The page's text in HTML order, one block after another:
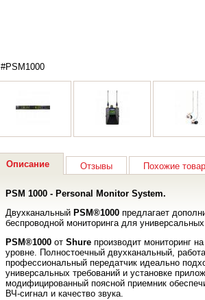
#PSM1000
Описание Отзывы Похожие
PSM 1000 - Personal Monitor System.
Двухканальный PSM®1000 предлагает
беспроводной мониторинга для
PSM®1000 от Shure производит мониторинг
уровне. Полностоечный двухканальный,
профессиональный передатчик идеально
универсальных требований и установке
модифицированный поясной приемник
ВЧ-сигнал и качество звука.